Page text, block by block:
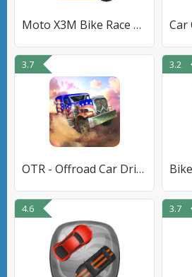
Moto X3M Bike Race Game
3.7
OTR - Offroad Car Driving Game
3.2
4.6 3.7